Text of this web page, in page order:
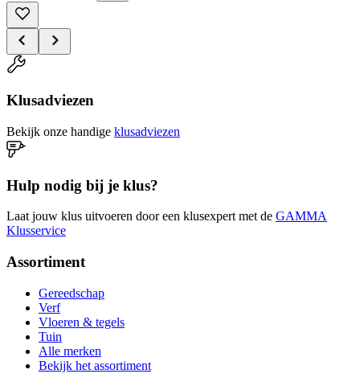
Klusadviezen
Bekijk onze handige klusadviezen
Hulp nodig bij je klus?
Laat jouw klus uitvoeren door een klusexpert met de GAMMA
Klusservice
Assortiment
Gereedschap
Verf
Vloeren & tegels
Tuin
Alle merken
Bekijk het assortiment